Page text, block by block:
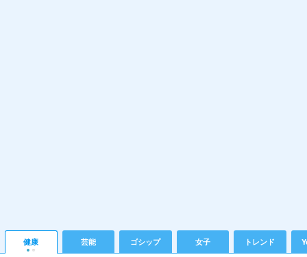
健康 芸能 ゴシップ 女子 トレンド